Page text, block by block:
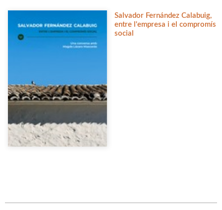
Salvador Fernández Calabuig,
entre l'empresa i el compromís
social